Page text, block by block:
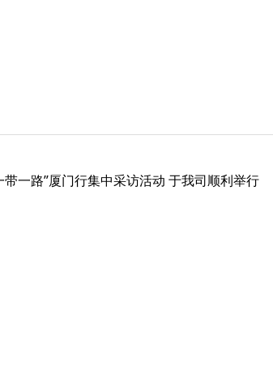
带一路”厦门行集中采访活动 于我司顺利举行